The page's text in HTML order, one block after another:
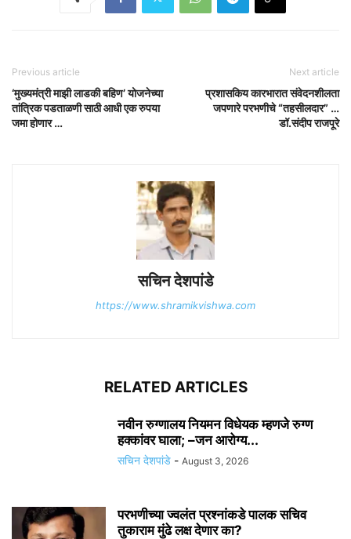
Previous article
‘मुख्यमंत्री माझी लाडकी बहिण’ योजनेच्या
तांत्रिक पडताळणी साठी आधी एक रुपया
जमा होणार …
Next article
प्रशासकिय कारभारात संवेदनशीलता
जपणारे परभणीचे “तहसीलदार” …
डॉ.संदीप राजपूरे
सचिन देशपांडे
https://www.shramikvishwa.com
RELATED ARTICLES
नवीन रुग्णालय नियमन विधेयक म्हणजे रुग्ण
हक्कांवर घाला; –जन आरोग्य...
सचिन देशपांडे - August 3, 2026
परभणीच्या ज्वलंत प्रश्नांकडे पालक सचिव
तुकाराम मुंढे लक्ष देणार का?